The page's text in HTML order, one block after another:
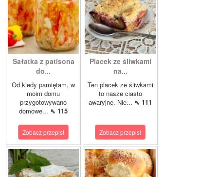
Sałatka z patisona
do...
Od kiedy pamiętam, w
moim domu
przygotowywano
domowe... ⇖ 115
Zobacz przepis!
Placek ze śliwkami
na...
Ten placek ze śliwkami
to nasze ciasto
awaryjne. Nie... ⇖ 111
Zobacz przepis!